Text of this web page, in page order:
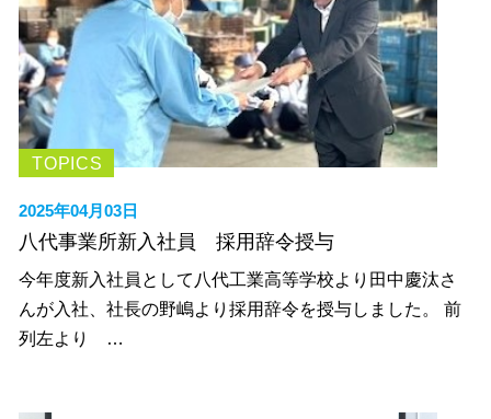
TOPICS
2025年04月03日
八代事業所新入社員 採用辞令授与
今年度新入社員として八代工業高等学校より田中慶汰さ
んが入社、社長の野嶋より採用辞令を授与しました。 前
列左より …